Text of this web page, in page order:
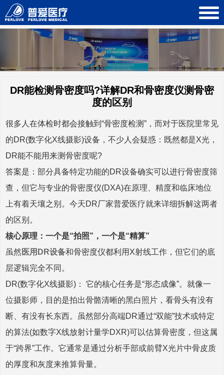
DR能检测骨密度吗?详解DR和骨密度仪测骨密
度的区别
很多人在体检时都会接触到“骨密度检测”，而对于医院里常见
的DR(数字化X线摄影)设备，不少人会疑惑：既然都是X光，
DR能不能用来测骨密度呢?
答案是：部分具备特定功能的DR设备确实可以进行骨密度筛
查，但它与专业的骨密度仪(DXA)在原理、精度和临床地位
上有着天壤之别。今天DR厂家普爱医疗就来详细拆解这两者
的区别。
核心原理：一个是“拍照”，一个是“精算”
虽然 医用DR设备和骨密度仪都利用X射线工作，但它们的底
层逻辑完全不同。
DR(数字化X线摄影)： 它的核心任务是“形态成像”。就像一
位摄影师，目的是拍出骨骼清晰的黑白照片，看骨头有没有
断、有没有长东西。虽然部分高端DR通过“双能”技术或特定
的算法(如数字X线放射计量学DXR)可以估算骨密度，但这属
于“跨界”工作。它通常是通过分析手部或前臂X光片中骨皮质
的厚度和灰度来推算骨量。